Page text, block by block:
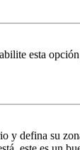
esta
y defina su